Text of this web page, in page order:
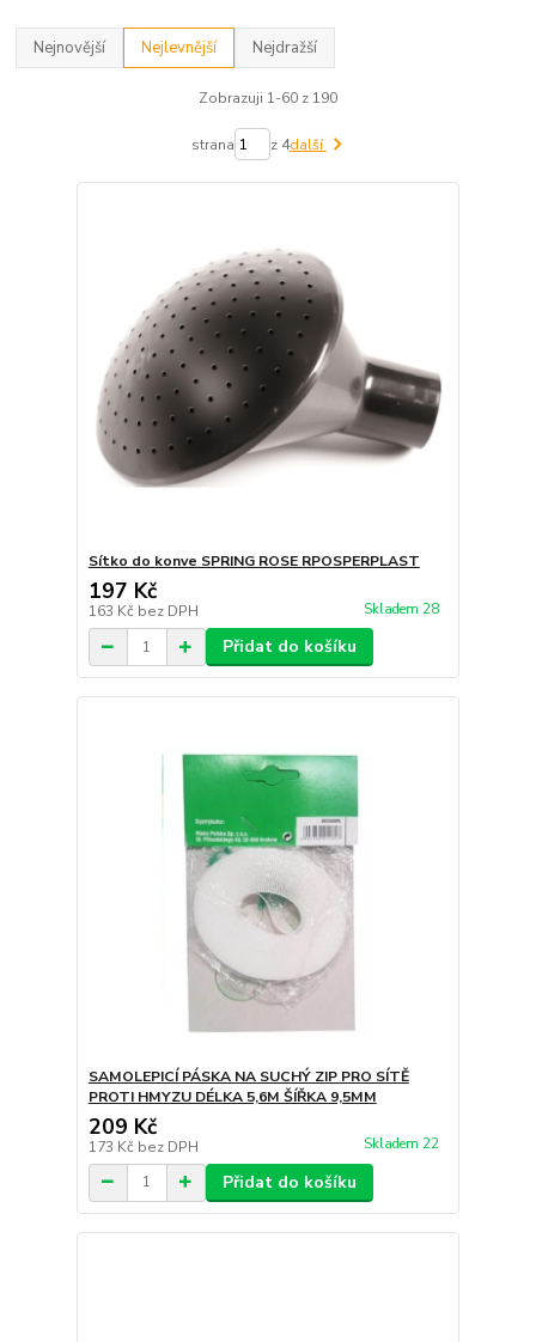
Nejnovější Nejlevnější Nejdražší
Zobrazuji 1-60 z 190
strana z 4další
Sítko do konve SPRING ROSE RPOSPERPLAST
197 Kč
163 Kč bez DPH Skladem 28
Přidat do košíku
SAMOLEPICÍ PÁSKA NA SUCHÝ ZIP PRO SÍTĚ
PROTI HMYZU DÉLKA 5,6M ŠÍŘKA 9,5MM
209 Kč
173 Kč bez DPH Skladem 22
Přidat do košíku